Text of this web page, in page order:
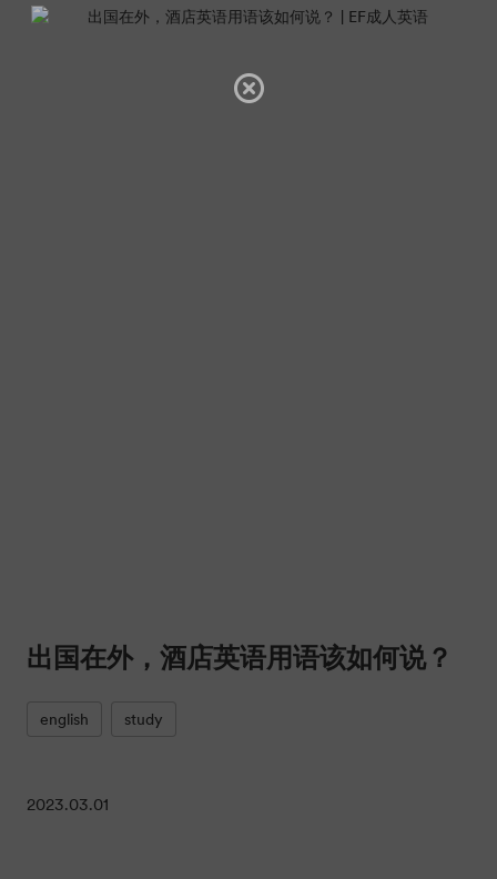
出国在外，酒店英语用语该如何说？
english study
2023.03.01